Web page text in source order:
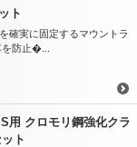
ト
確実に固定するマウントラ
防止�...
用 クロモリ鋼強化クラ
ト